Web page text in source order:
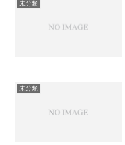
未分類
未分類